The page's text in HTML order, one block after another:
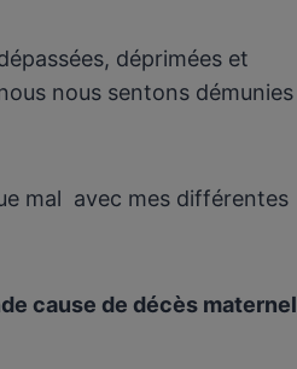
déprimées et
nous sentons démunies
mal avec mes différentes
cause de décès maternel